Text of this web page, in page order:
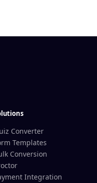
Converter
Templates
Conversion
Integration